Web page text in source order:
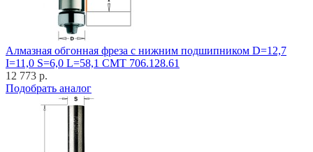
Алмазная обгонная фреза с нижним подшипником D=12,7
I=11,0 S=6,0 L=58,1 CMT 706.128.61
12 773 р.
Подобрать аналог